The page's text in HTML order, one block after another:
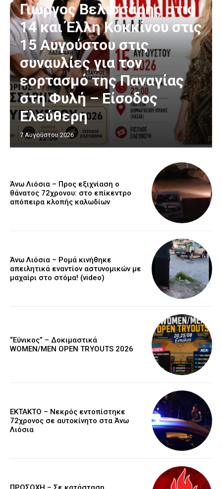
Γιώργος Βελισσάρης στις
14 και Έλλη Κοκκίνου στις
15 Αυγούστου στις
συναυλίες για τον
εορτασμό της Παναγίας
στη Φυλή – Είσοδος
Ελεύθερη
7 Αυγούστου 2026
Άνω Λιόσια – Προς εξιχνίαση ο
θάνατος 72χρονου: στο επίκεντρο
απόπειρα κλοπής καλωδίων
Άνω Λιόσια – Ρομά κινήθηκε
απειλητικά εναντίον αστυνομικών με
μαχαίρι στο στόμα! (video)
“Εύνικος” – Δοκιμαστικά
WOMEN/MEN OPEN TRYOUTS 2026
EKTAKTO – Νεκρός εντοπίστηκε
72χρονος σε αυτοκίνητο στα Άνω
Λιόσια